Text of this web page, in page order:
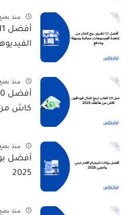
منذ بضع
منذ بضع
كاش من
منذ بضع
أفضل
2025
منذ بضع